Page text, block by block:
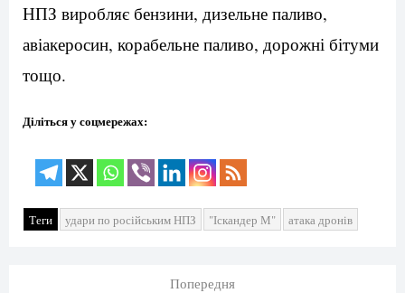
НПЗ виробляє бензини, дизельне паливо,
авіакеросин, корабельне паливо, дорожні бітуми
тощо.
Діліться у соцмережах:
Теги удари по російським НПЗ "Іскандер М" атака дронів
Попередня